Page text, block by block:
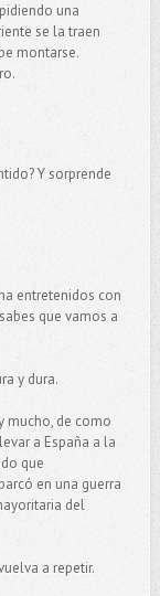
una
se la traen
montarse.
Y sorprende
entretenidos con
que vamos a
y dura.
mucho, de como
a España a la
que
en una guerra
del
a repetir.